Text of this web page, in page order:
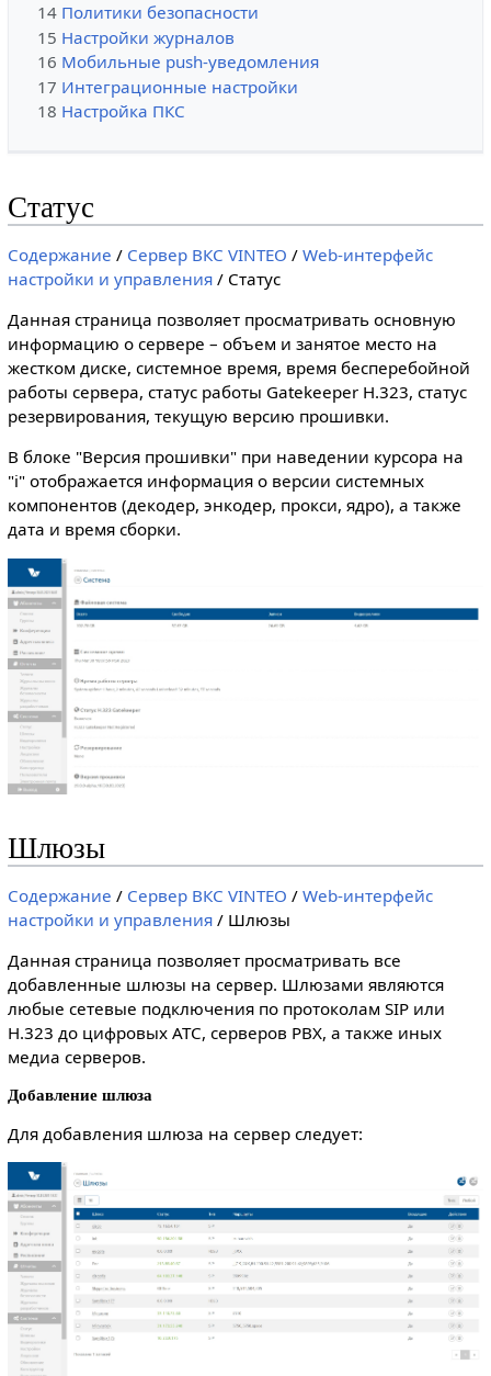
14 Политики безопасности
15 Настройки журналов
16 Мобильные push-уведомления
17 Интеграционные настройки
18 Настройка ПКС
Статус
Содержание / Сервер ВКС VINTEO / Web-интерфейс
настройки и управления/ Статус
Данная страница позволяет просматривать основную
информацию о сервере – объем и занятое место на
жестком диске, системное время, время бесперебойной
работы сервера, статус работы Gatekeeper H.323, статус
резервирования, текущую версию прошивки.
В блоке "Версия прошивки" при наведении курсора на
"i" отображается информация о версии системных
компонентов (декодер, энкодер, прокси, ядро), а также
дата и время сборки.
Шлюзы
Содержание / Сервер ВКС VINTEO / Web-интерфейс
настройки и управления/ Шлюзы
Данная страница позволяет просматривать все
добавленные шлюзы на сервер. Шлюзами являются
любые сетевые подключения по протоколам SIP или
H.323 до цифровых АТС, серверов PBX, а также иных
медиа серверов.
Добавление шлюза
Для добавления шлюза на сервер следует: